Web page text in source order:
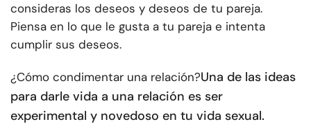
consideras los deseos y deseos de tu pareja.
Piensa en lo que le gusta a tu pareja e intenta
cumplir sus deseos.
¿Cómo condimentar una relación?Una de las ideas
para darle vida a una relación es ser
experimental y novedoso en tu vida sexual.